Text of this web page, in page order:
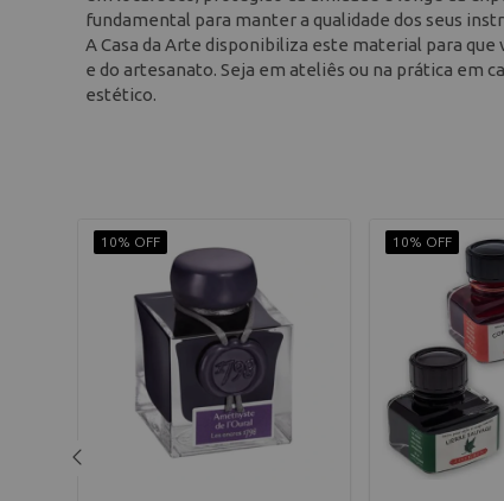
fundamental para manter a qualidade dos seus
A Casa da Arte disponibiliza este material para
e do artesanato. Seja em ateliês ou na prática em
estético.
10% OFF 10% OFF